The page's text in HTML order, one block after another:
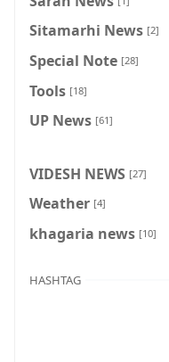
Sitamarhi News [2]
Special Note [28]
Tools [18]
UP News [61]
VIDESH NEWS [27]
Weather [4]
khagaria news [10]
HASHTAG